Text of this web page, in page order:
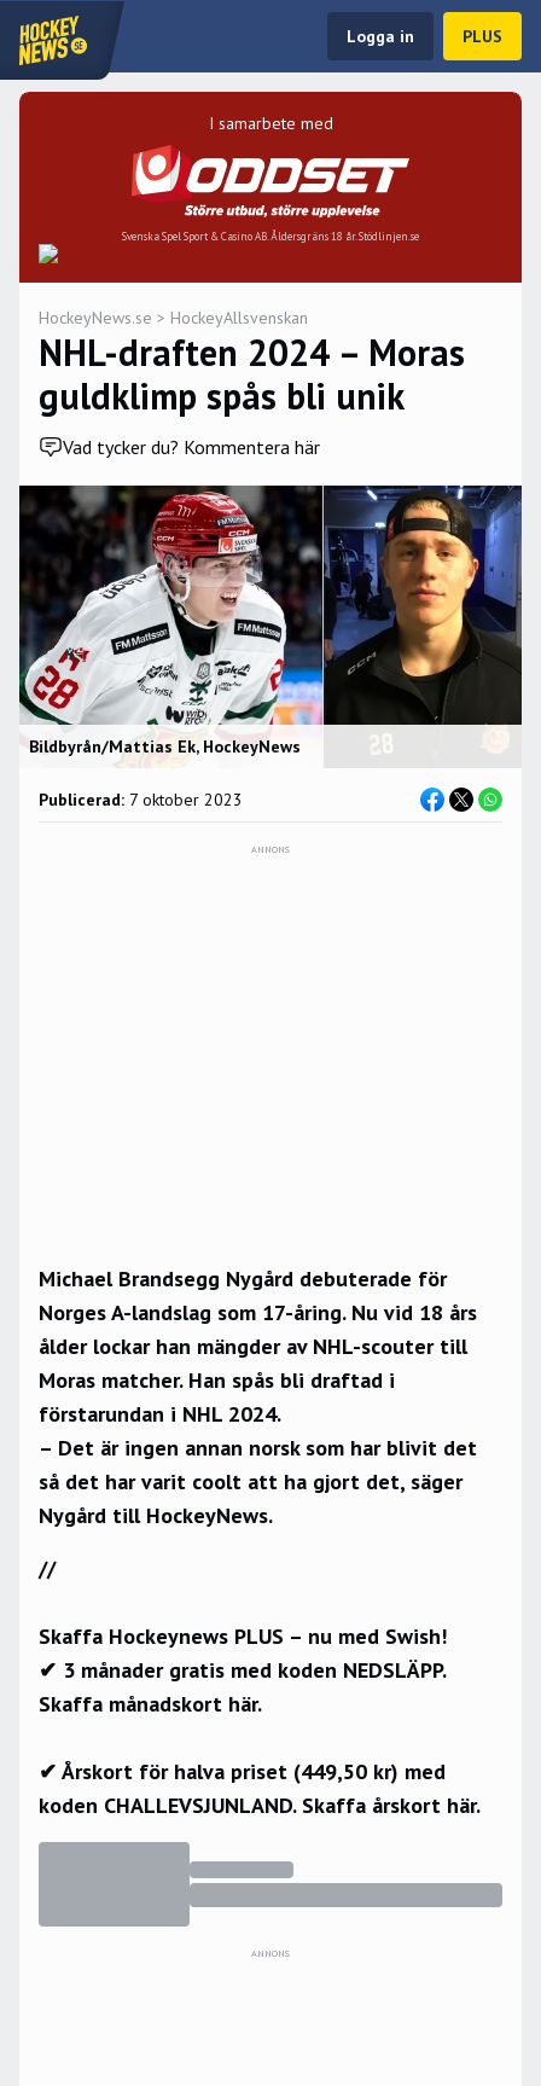
Logga in PLUS
I samarbete med
Svenska Spel Sport & Casino AB. Åldersgräns 18 år. Stödlinjen.se
HockeyNews.se > HockeyAllsvenskan
NHL-draften 2024 – Moras
guldklimp spås bli unik
Vad tycker du? Kommentera här
Bildbyrån/Mattias Ek, HockeyNews
Publicerad: 7 oktober 2023
ANNONS
Michael Brandsegg Nygård debuterade för
Norges A-landslag som 17-åring. Nu vid 18 års
ålder lockar han mängder av NHL-scouter till
Moras matcher. Han spås bli draftad i
förstarundan i NHL 2024.
– Det är ingen annan norsk som har blivit det
så det har varit coolt att ha gjort det, säger
Nygård till HockeyNews.
//
Skaffa Hockeynews PLUS – nu med Swish!
✔ 3 månader gratis med koden NEDSLÄPP.
Skaffa månadskort här.
✔ Årskort för halva priset (449,50 kr) med
koden CHALLEVSJUNLAND. Skaffa årskort här.
ANNONS